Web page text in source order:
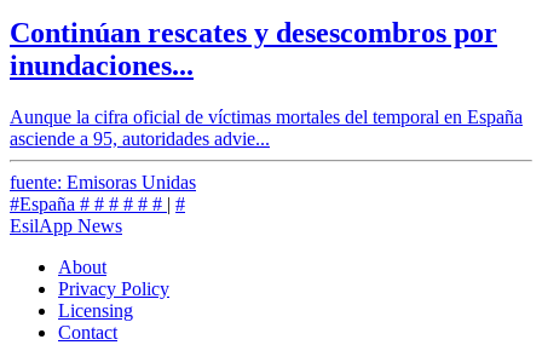
Continúan rescates y desescombros por
inundaciones...
Aunque la cifra oficial de víctimas mortales del temporal en España
asciende a 95, autoridades advie...
fuente: Emisoras Unidas
#España # # # # # # | #
EsilApp News
About
Privacy Policy
Licensing
Contact